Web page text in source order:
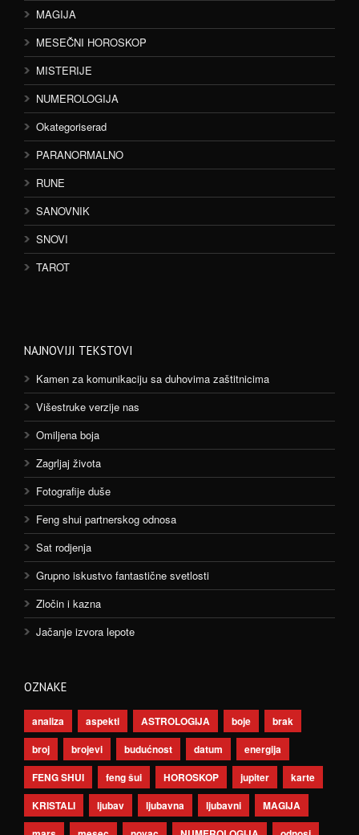
MAGIJA
MESEČNI HOROSKOP
MISTERIJE
NUMEROLOGIJA
Okategoriserad
PARANORMALNO
RUNE
SANOVNIK
SNOVI
TAROT
NAJNOVIJI TEKSTOVI
Kamen za komunikaciju sa duhovima zaštitnicima
Višestruke verzije nas
Omiljena boja
Zagrljaj života
Fotografije duše
Feng shui partnerskog odnosa
Sat rodjenja
Grupno iskustvo fantastične svetlosti
Zločin i kazna
Jačanje izvora lepote
OZNAKE
analiza aspekti ASTROLOGIJA boje
brak
broj
brojevi budućnost datum
energija
FENG SHUI
feng šui HOROSKOP jupiter
karte
KRISTALI
ljubav ljubavna ljubavni
MAGIJA